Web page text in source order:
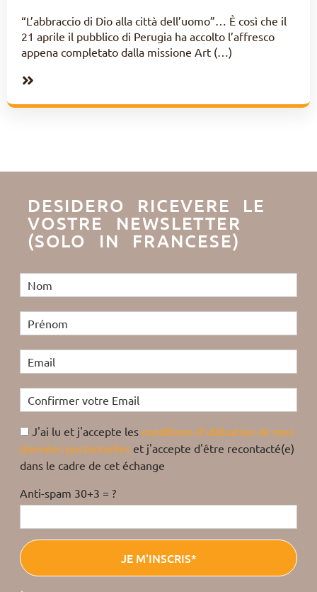
“L’abbraccio di Dio alla città dell’uomo”… È così che il
21 aprile il pubblico di Perugia ha accolto l’affresco
appena completato dalla missione Art (…)
DESIDERO RICEVERE LE
VOSTRE NEWSLETTER
(SOLO IN FRANCESE)
J'ai lu et j'accepte les conditions d'utilisation de mes
données personnelles et j'accepte d'être recontacté(e)
dans le cadre de cet échange
Anti-spam 30+3 = ?